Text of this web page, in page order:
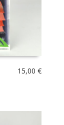
15,00€